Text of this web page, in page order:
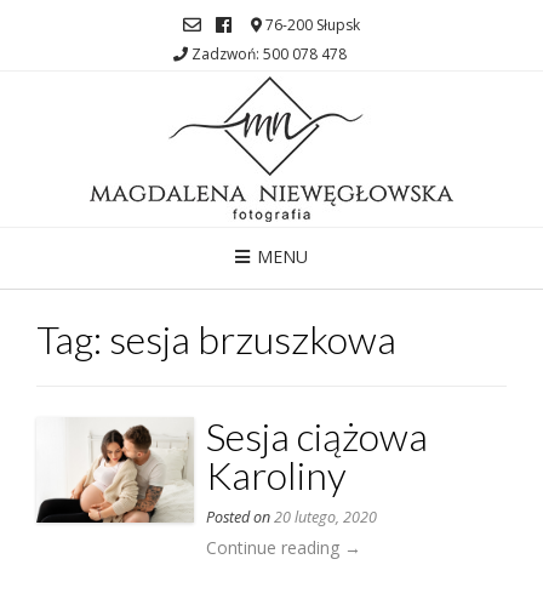
76-200 Słupsk
Zadzwoń: 500 078 478
MENU
Tag: sesja brzuszkowa
Sesja ciążowa
Karoliny
Posted on20 lutego, 2020
Continue reading „Sesja
→